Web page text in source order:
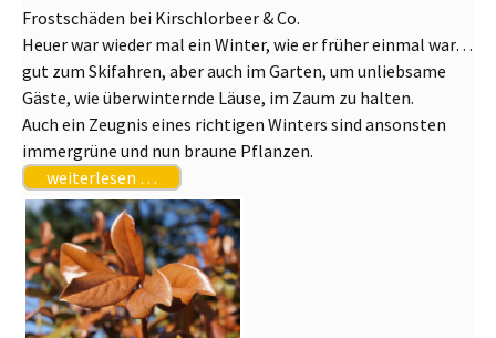
Frostschäden bei Kirschlorbeer & Co.
Heuer war wieder mal ein Winter, wie er früher einmal war…
gut zum Skifahren, aber auch im Garten, um unliebsame
Gäste, wie überwinternde Läuse, im Zaum zu halten.
Auch ein Zeugnis eines richtigen Winters sind ansonsten
immergrüne und nun braune Pflanzen.
weiterlesen …